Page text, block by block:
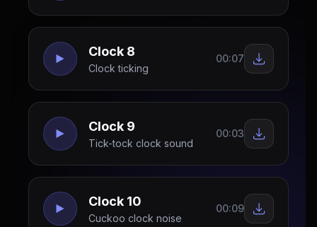
Clock 8
Clock ticking
00:07
Clock 9
Tick-tock clock sound
00:03
Clock 10
Cuckoo clock noise
00:09